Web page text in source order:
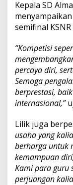
Kepala SD
semifinal
“Kompetisi
percaya diri,
Semoga
berprestasi,
internasional,”
Lilik juga
usaha yang
berharga untuk
kemampuan
Kami para guru
perjuangan